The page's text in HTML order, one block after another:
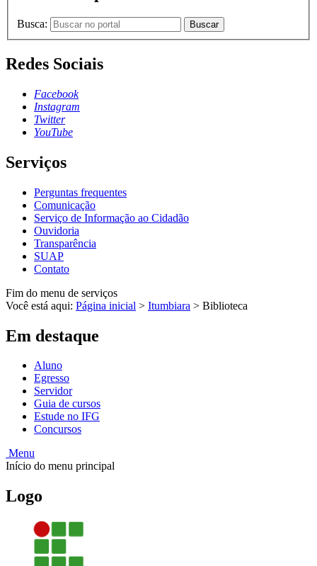
Busca: Buscar
Redes Sociais
Facebook
Instagram
Twitter
YouTube
Serviços
Perguntas frequentes
Comunicação
Serviço de Informação ao Cidadão
Ouvidoria
Transparência
SUAP
Contato
Fim do menu de serviços
Você está aqui: Página inicial > Itumbiara > Biblioteca
Em destaque
Aluno
Egresso
Servidor
Guia de cursos
Estude no IFG
Concursos
Menu
Início do menu principal
Logo